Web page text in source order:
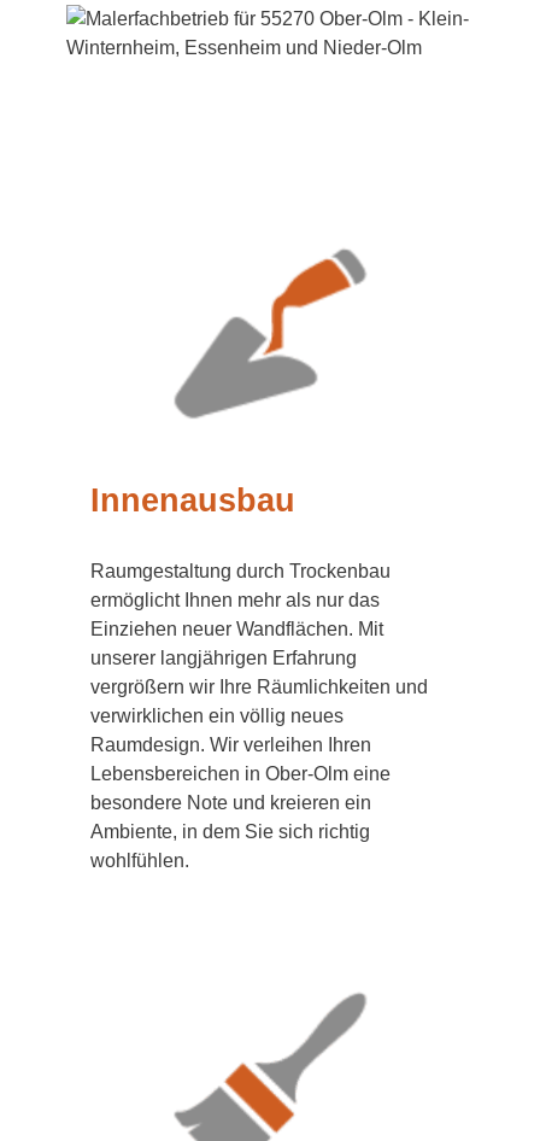
Innenausbau
Raumgestaltung durch Trockenbau
ermöglicht Ihnen mehr als nur das
Einziehen neuer Wandflächen. Mit
unserer langjährigen Erfahrung
vergrößern wir Ihre Räumlichkeiten und
verwirklichen ein völlig neues
Raumdesign. Wir verleihen Ihren
Lebensbereichen in Ober-Olm eine
besondere Note und kreieren ein
Ambiente, in dem Sie sich richtig
wohlfühlen.